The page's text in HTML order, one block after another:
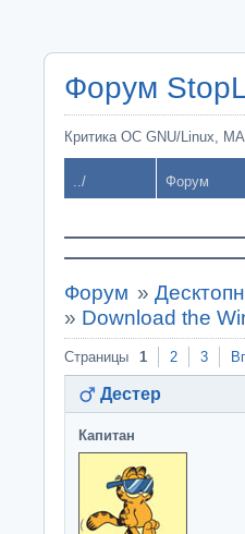
Форум
Критика ОС GNU/Linux,
../ Форум
Форум »
» Download the
Страницы 1 2 3
Дестер
Капитан